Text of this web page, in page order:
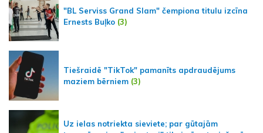
"BL Serviss Grand Slam" čempiona titulu izcīna
Ernests Buļko (3)
Tiešraidē "TikTok" pamanīts apdraudējums
maziem bērniem (3)
Uz ielas notriekta sieviete; par gūtajām